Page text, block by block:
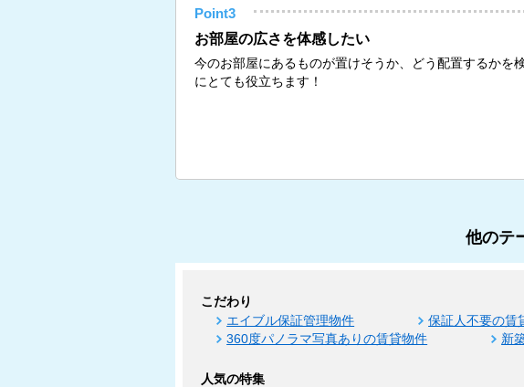
Point3
お部屋の広さを体感したい
今のお部屋にあるものが置けそうか、どう配置するかを
にとても役立ちます！
他のテ
こだわり
エイブル保証管理物件 保証人不要の賃
360度パノラマ写真ありの賃貸物件
新
人気の特集